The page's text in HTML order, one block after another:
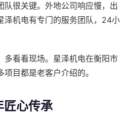
队很关键。外地公司响应慢，出
泽机电有专门的服务团队，24小
多看看现场。星泽机电在衡阳市
目都是老客户介绍的。
心传承